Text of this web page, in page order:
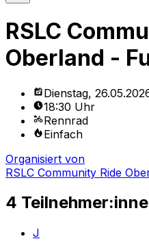
RSLC
Oberland -
Dienstag,
18:30 Uhr
Rennrad
Einfach
Organisiert von
RSLC Community Ride
4
J